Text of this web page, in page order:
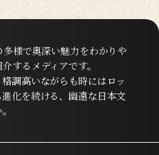
多様で奥深い魅力をわかりや
するメディアです。
調高いながらも時にはロッ
化を続ける、幽遠な日本文